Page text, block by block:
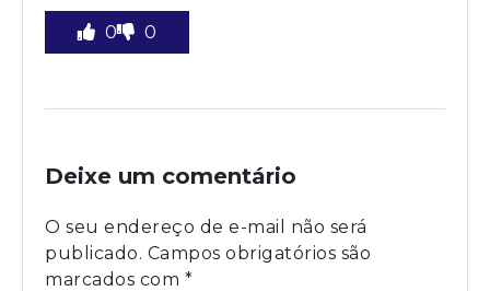
0 0
Deixe um comentário
O seu endereço de e-mail não será
publicado. Campos obrigatórios são
marcados com *